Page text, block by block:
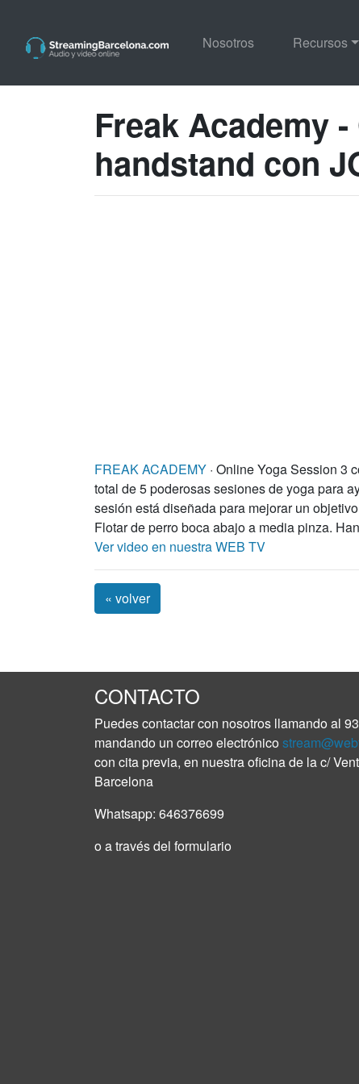
Nosotros Recursos
Freak Academy
handstand con
FREAK ACADEMY · Online Yoga Session 3
total de 5 poderosas sesiones de yoga para
sesión está diseñada para mejorar un
Flotar de perro boca abajo a media pinza.
Ver video en nuestra WEB TV
« volver
CONTACTO
Puedes contactar con nosotros llamando al
mandando un correo electrónico
con cita previa, en nuestra oficina de la c/
Barcelona
Whatsapp: 646376699
o a través del formulario